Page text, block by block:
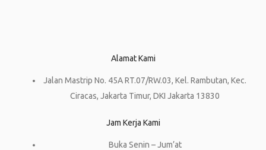
Alamat Kami
Jalan Mastrip No. 45A RT.07/RW.03, Kel. Rambutan, Kec.
Ciracas, Jakarta Timur, DKI Jakarta 13830
Jam Kerja Kami
Buka Senin – Jum’at